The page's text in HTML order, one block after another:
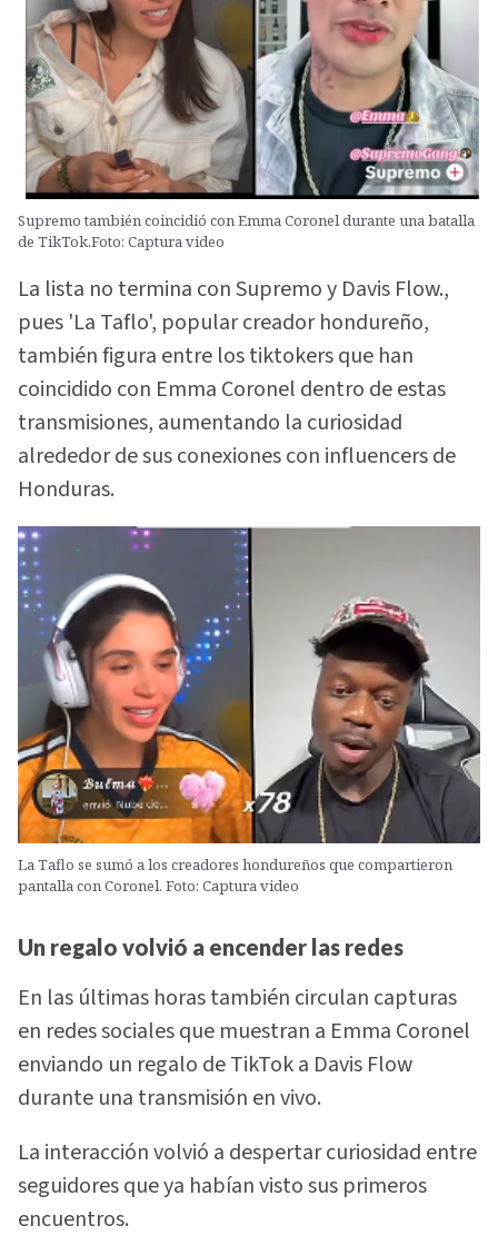
Supremo también coincidió con Emma Coronel durante una batalla
de TikTok.Foto: Captura video
La lista no termina con Supremo y Davis Flow.,
pues 'La Taflo', popular creador hondureño,
también figura entre los tiktokers que han
coincidido con Emma Coronel dentro de estas
transmisiones, aumentando la curiosidad
alrededor de sus conexiones con influencers de
Honduras.
La Taflo se sumó a los creadores hondureños que compartieron
pantalla con Coronel. Foto: Captura video
Un regalo volvió a encender las redes
En las últimas horas también circulan capturas
en redes sociales que muestran a Emma Coronel
enviando un regalo de TikTok a Davis Flow
durante una transmisión en vivo.
La interacción volvió a despertar curiosidad entre
seguidores que ya habían visto sus primeros
encuentros.